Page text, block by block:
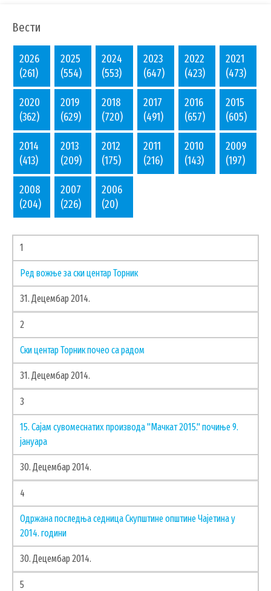
Вести
2026
(261)
2025
(554)
2024
(553)
2023
(647)
2022
(423)
2021
(473)
2020
(362)
2019
(629)
2018
(720)
2017
(491)
2016
(657)
2015
(605)
2014
(413)
2013
(209)
2012
(175)
2011
(216)
2010
(143)
2009
(197)
2008
(204)
2007
(226)
2006
(20)
1
Ред вожње за ски центар Торник
31. Децембар 2014.
2
Ски центар Торник почео са радом
31. Децембар 2014.
3
15. Сајам сувомеснатих производа "Мачкат 2015." почиње 9.
јануара
30. Децембар 2014.
4
Одржана последња седница Скупштине општине Чајетина у
2014. години
30. Децембар 2014.
5